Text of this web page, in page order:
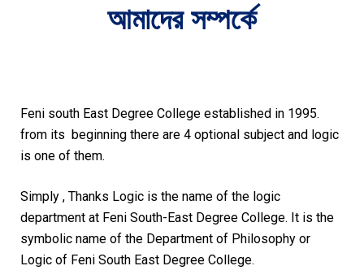
আমাদের সম্পর্কে
Feni south East Degree College established in 1995.
from its beginning there are 4 optional subject and logic
is one of them.
Simply , Thanks Logic is the name of the logic
department at Feni South-East Degree College. It is the
symbolic name of the Department of Philosophy or
Logic of Feni South East Degree College.